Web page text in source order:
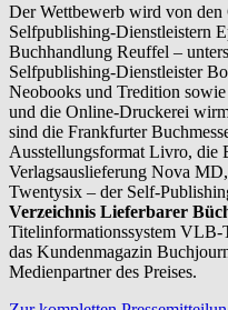
Der Wettbewerb wird von den
Selfpublishing-Dienstleistern
Buchhandlung Reuffel –
Selfpublishing-Dienstleister
Neobooks und Tredition
und die Online-Druckerei
sind die Frankfurter
Ausstellungsformat Livro, die
Verlagsauslieferung Nova
Twentysix – der Self-
Verzeichnis Lieferbarer
Titelinformationssystem VLB-
das Kundenmagazin
Medienpartner des Preises.